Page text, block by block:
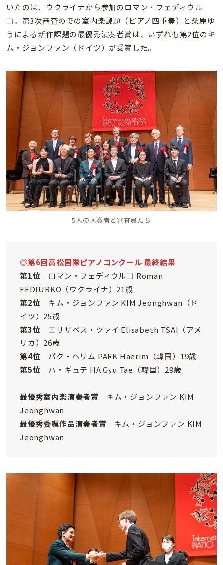
いたのは、ウクライナから参加のロマン・フェディウル
コ。第3次審査のでの室内楽課題（ピアノ四重奏）と桑原ゆ
うによる新作課題の最優秀演奏者賞は、いずれも第2位のキ
ム・ジョンファン（ドイツ）が受賞した。
5人の入賞者と審査員たち
◎第6回高松国際ピアノコンクール 最終結果
第1位 ロマン・フェディウルコ Roman
FEDIURKO（ウクライナ）21歳
第2位 キム・ジョンファン KIM Jeonghwan（ド
イツ）25歳
第3位 エリザベス・ツァイ Elisabeth TSAI（アメ
リカ）26歳
第4位 パク・ヘリム PARK Haerim（韓国）19歳
第5位 ハ・ギュテ HA Gyu Tae（韓国）29歳
最優秀室内楽演奏者賞 キム・ジョンファン KIM
Jeonghwan
最優秀委嘱作品演奏者賞 キム・ジョンファン KIM
Jeonghwan